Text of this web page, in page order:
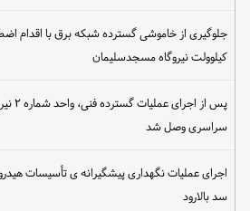
کیلوولت نیروگاه مسجدسلیمان
پس از
سراسری وصل شد
اجرای عملیات نگهداری پیشگیرانه ی تأسیسات
سد بالارود